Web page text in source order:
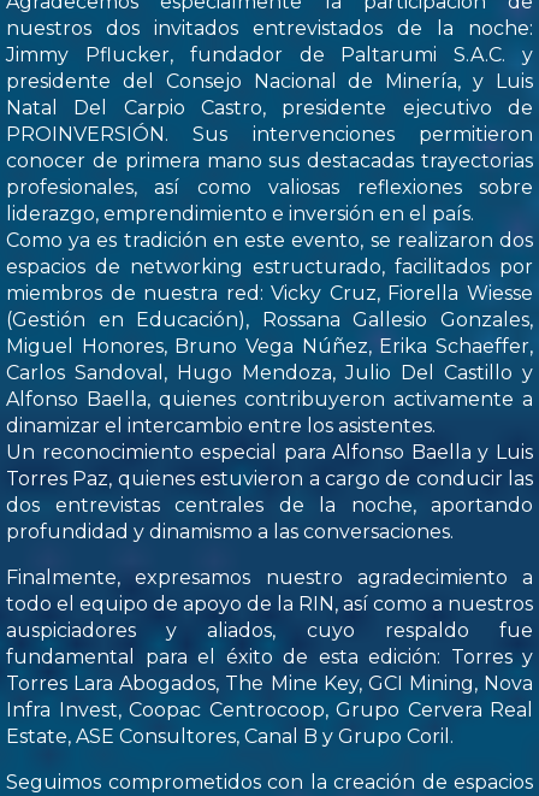
nuestros dos invitados entrevistados de la noche:
Jimmy Pflucker, fundador de Paltarumi S.A.C. y
presidente del Consejo Nacional de Minería, y Luis
Natal Del Carpio Castro, presidente ejecutivo de
PROINVERSIÓN. Sus intervenciones permitieron
conocer de primera mano sus destacadas trayectorias
profesionales, así como valiosas reflexiones sobre
liderazgo, emprendimiento e inversión en el país.
Como ya es tradición en este evento, se realizaron dos
espacios de networking estructurado, facilitados por
miembros de nuestra red: Vicky Cruz, Fiorella Wiesse
(Gestión en Educación), Rossana Gallesio Gonzales,
Miguel Honores, Bruno Vega Núñez, Erika Schaeffer,
Carlos Sandoval, Hugo Mendoza, Julio Del Castillo y
Alfonso Baella, quienes contribuyeron activamente a
dinamizar el intercambio entre los asistentes.
Un reconocimiento especial para Alfonso Baella y Luis
Torres Paz, quienes estuvieron a cargo de conducir las
dos entrevistas centrales de la noche, aportando
profundidad y dinamismo a las conversaciones.
Finalmente, expresamos nuestro agradecimiento a
todo el equipo de apoyo de la RIN, así como a nuestros
auspiciadores y aliados, cuyo respaldo fue
fundamental para el éxito de esta edición: Torres y
Torres Lara Abogados, The Mine Key, GCI Mining, Nova
Infra Invest, Coopac Centrocoop, Grupo Cervera Real
Estate, ASE Consultores, Canal B y Grupo Coril.
Seguimos comprometidos con la creación de espacios